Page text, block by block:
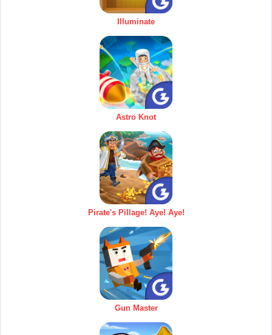
Illuminate
Astro Knot
Pirate's Pillage! Aye! Aye!
Gun Master